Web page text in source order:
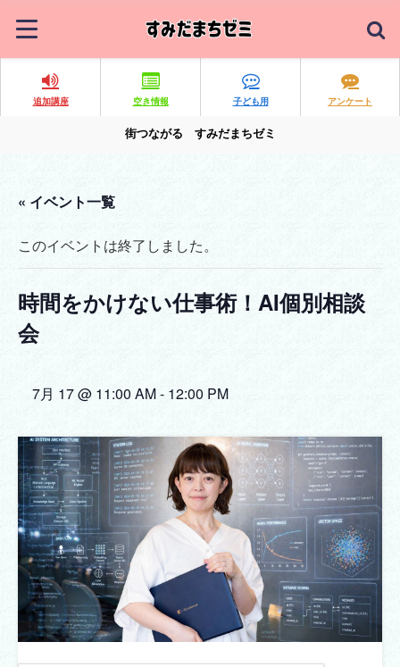
追加講座 空き情報 子ども用 アンケート
街つながる すみだまちゼミ
« イベント一覧
このイベントは終了しました。
時間をかけない仕事術！AI個別相談
会
7月 17 @ 11:00 AM- 12:00 PM